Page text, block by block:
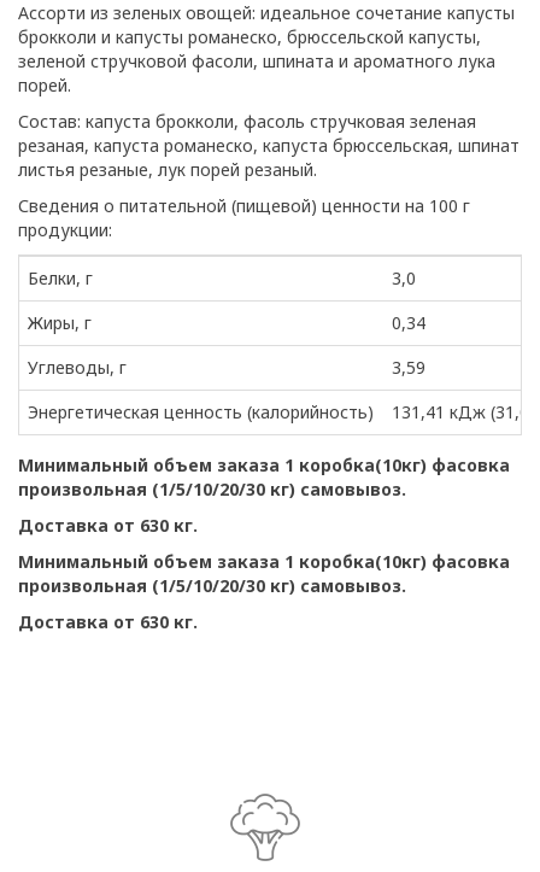
Ассорти из зеленых овощей: идеальное сочетание капусты
брокколи и капусты романеско, брюссельской капусты,
зеленой стручковой фасоли, шпината и ароматного лука
порей.
Состав: капуста брокколи, фасоль стручковая зеленая
резаная, капуста романеско, капуста брюссельская, шпинат
листья резаные, лук порей резаный.
Сведения о питательной (пищевой) ценности на 100 г
продукции:
Белки, г
3,0
Жиры, г
0,34
Углеводы, г
3,59
Энергетическая ценность (калорийность)
131,41 кДж
Минимальный объем заказа 1 коробка(10кг) фасовка
произвольная (1/5/10/20/30 кг) самовывоз.
Доставка от 630 кг.
Минимальный объем заказа 1 коробка(10кг) фасовка
произвольная (1/5/10/20/30 кг) самовывоз.
Доставка от 630 кг.